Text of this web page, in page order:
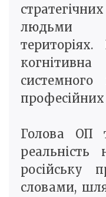
людьми
системного
професійних
Голова ОП
російську
словами,